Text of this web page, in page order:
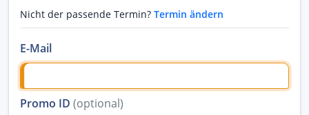
Nicht der passende Termin? Termin ändern
E-Mail
Promo ID (optional)